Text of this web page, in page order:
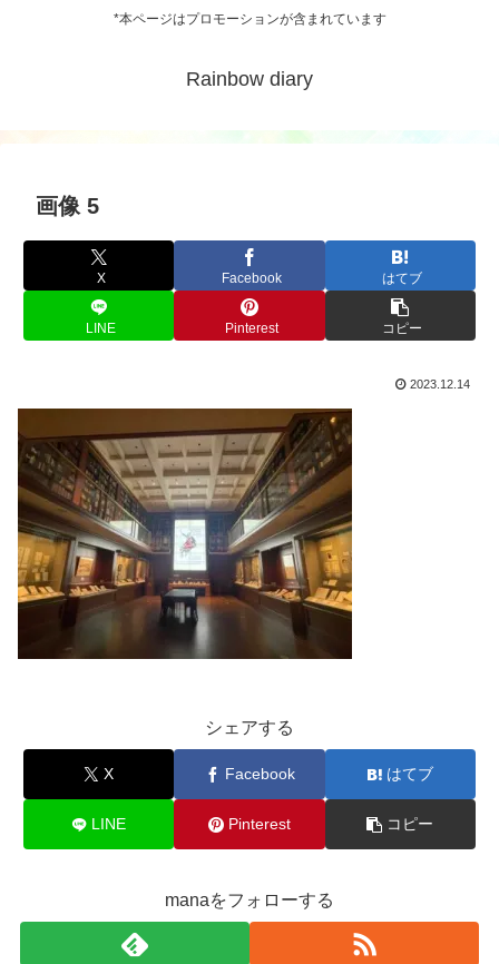
*本ページはプロモーションが含まれています
Rainbow diary
画像 5
X Facebook はてブ
LINE Pinterest コピー
2023.12.14
シェアする
X Facebook はてブ
LINE Pinterest コピー
manaをフォローする